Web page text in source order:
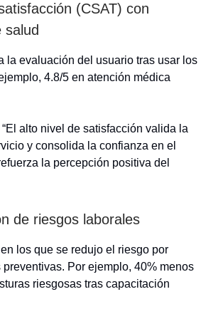
(CSAT) con
salud
la evaluación del usuario tras usar los
4.8/5 en atención médica
“El alto nivel de satisfacción valida la
y consolida la confianza en el
la percepción positiva del
de riesgos laborales
los que se redujo el riesgo por
Por ejemplo, 40% menos
riesgosas tras capacitación